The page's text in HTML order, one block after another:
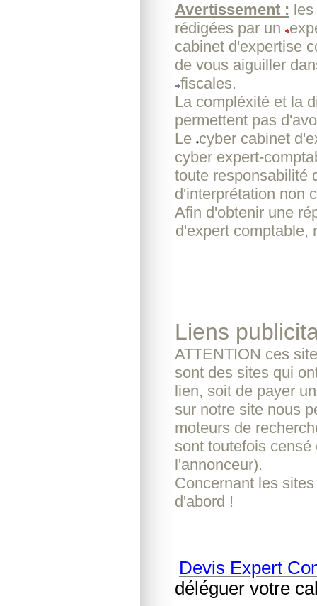
Avertissement :
rédigées par un
cabinet d'expertise
de vous aiguiller
fiscales.
La compléxité et la
permettent pas
Le cyber cabinet
cyber expert-
toute responsabilité
d'interprétation non
Afin d'obtenir une
d'expert comptable,
Liens
ATTENTION ces
sont des sites qui
lien, soit de payer
sur notre site nous
moteurs de
sont toutefois censé
l'annonceur).
Concernant les
d'abord !
Devis Expert
déléguer votre